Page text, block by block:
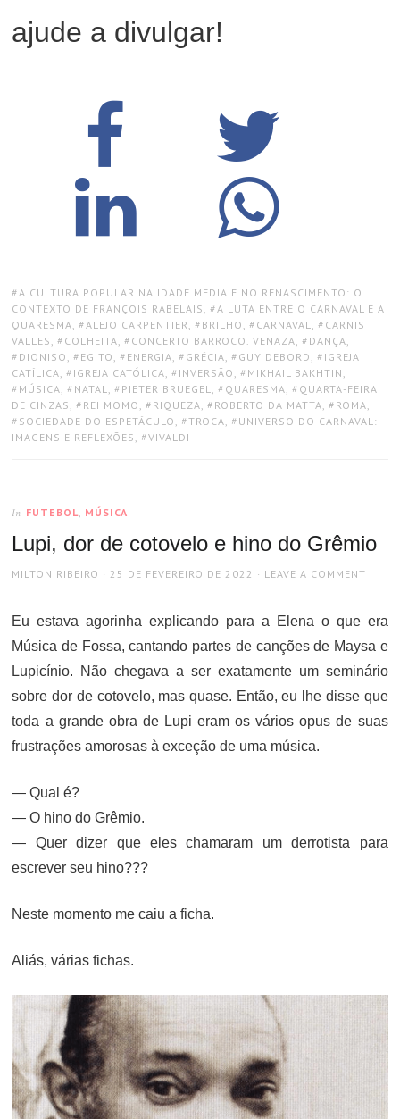
ajude a divulgar!
TAGS:
A CULTURA POPULAR NA IDADE MÉDIA E NO RENASCIMENTO: O
CONTEXTO DE FRANÇOIS RABELAIS , A LUTA ENTRE O CARNAVAL E A
QUARESMA, ALEJO CARPENTIER, BRILHO , CARNAVAL, CARNIS
VALLES , COLHEITA, CONCERTO BARROCO. VENAZA, DANÇA,
DIONISO , EGITO , ENERGIA, GRÉCIA, GUY DEBORD , IGREJA
CATÍLICA, IGREJA CATÓLICA, INVERSÃO , MIKHAIL BAKHTIN ,
MÚSICA, NATAL, PIETER BRUEGEL, QUARESMA, QUARTA-FEIRA
DE CINZAS , REI MOMO , RIQUEZA, ROBERTO DA MATTA, ROMA,
SOCIEDADE DO ESPETÁCULO , TROCA, UNIVERSO DO CARNAVAL:
IMAGENS E REFLEXÕES , VIVALDI
In FUTEBOL, MÚSICA
Lupi, dor de cotovelo e hino do Grêmio
AUTHOR
MILTON RIBEIRO
POSTED
25 DE FEVEREIRO DE 2022 LEAVE A COMMENT
Eu estava agorinha explicando para a Elena o que era
Música de Fossa, cantando partes de canções de Maysa e
Lupicínio. Não chegava a ser exatamente um seminário
sobre dor de cotovelo, mas quase. Então, eu lhe disse que
toda a grande obra de Lupi eram os vários opus de suas
frustrações amorosas à exceção de uma música.
— Qual é?
— O hino do Grêmio.
— Quer dizer que eles chamaram um derrotista para
escrever seu hino???
Neste momento me caiu a ficha.
Aliás, várias fichas.